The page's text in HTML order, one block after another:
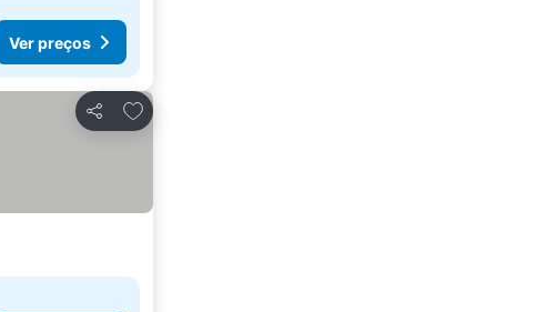
Ver preços
Partilhar
Adicionar aos favoritos